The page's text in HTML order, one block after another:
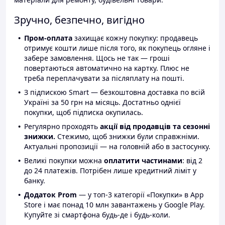
Зручно, безпечно, вигідно
Пром-оплата захищає кожну покупку: продавець
отримує кошти лише після того, як покупець огляне і
забере замовлення. Щось не так — гроші
повертаються автоматично на картку. Плюс не
треба переплачувати за післяплату на пошті.
З підпискою Smart — безкоштовна доставка по всій
Україні за 50 грн на місяць. Достатньо однієї
покупки, щоб підписка окупилась.
Регулярно проходять акції від продавців та сезонні
знижки. Стежимо, щоб знижки були справжніми.
Актуальні пропозиції — на головній або в застосунку.
Великі покупки можна оплатити частинами: від 2
до 24 платежів. Потрібен лише кредитний ліміт у
банку.
Додаток Prom — у топ-3 категорії «Покупки» в App
Store і має понад 10 млн завантажень у Google Play.
Купуйте зі смартфона будь-де і будь-коли.